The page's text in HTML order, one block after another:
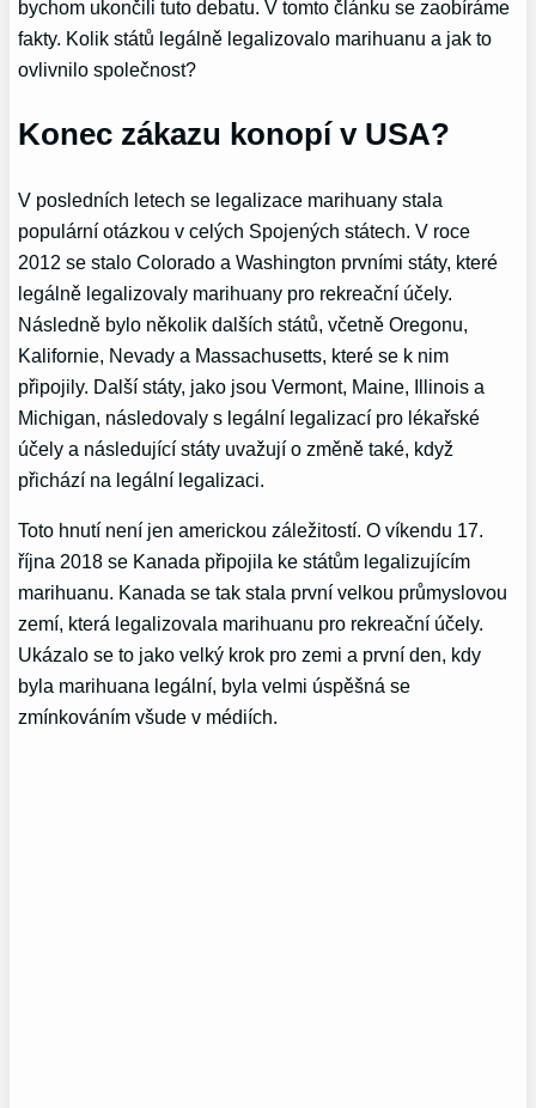
bychom ukončili tuto debatu. V tomto článku se zaobíráme
fakty. Kolik států legálně legalizovalo marihuanu a jak to
ovlivnilo společnost?
Konec zákazu konopí v USA?
V posledních letech se legalizace marihuany stala
populární otázkou v celých Spojených státech. V roce
2012 se stalo Colorado a Washington prvními státy, které
legálně legalizovaly marihuany pro rekreační účely.
Následně bylo několik dalších států, včetně Oregonu,
Kalifornie, Nevady a Massachusetts, které se k nim
připojily. Další státy, jako jsou Vermont, Maine, Illinois a
Michigan, následovaly s legální legalizací pro lékařské
účely a následující státy uvažují o změně také, když
přichází na legální legalizaci.
Toto hnutí není jen americkou záležitostí. O víkendu 17.
října 2018 se Kanada připojila ke státům legalizujícím
marihuanu. Kanada se tak stala první velkou průmyslovou
zemí, která legalizovala marihuanu pro rekreační účely.
Ukázalo se to jako velký krok pro zemi a první den, kdy
byla marihuana legální, byla velmi úspěšná se
zmínkováním všude v médiích.